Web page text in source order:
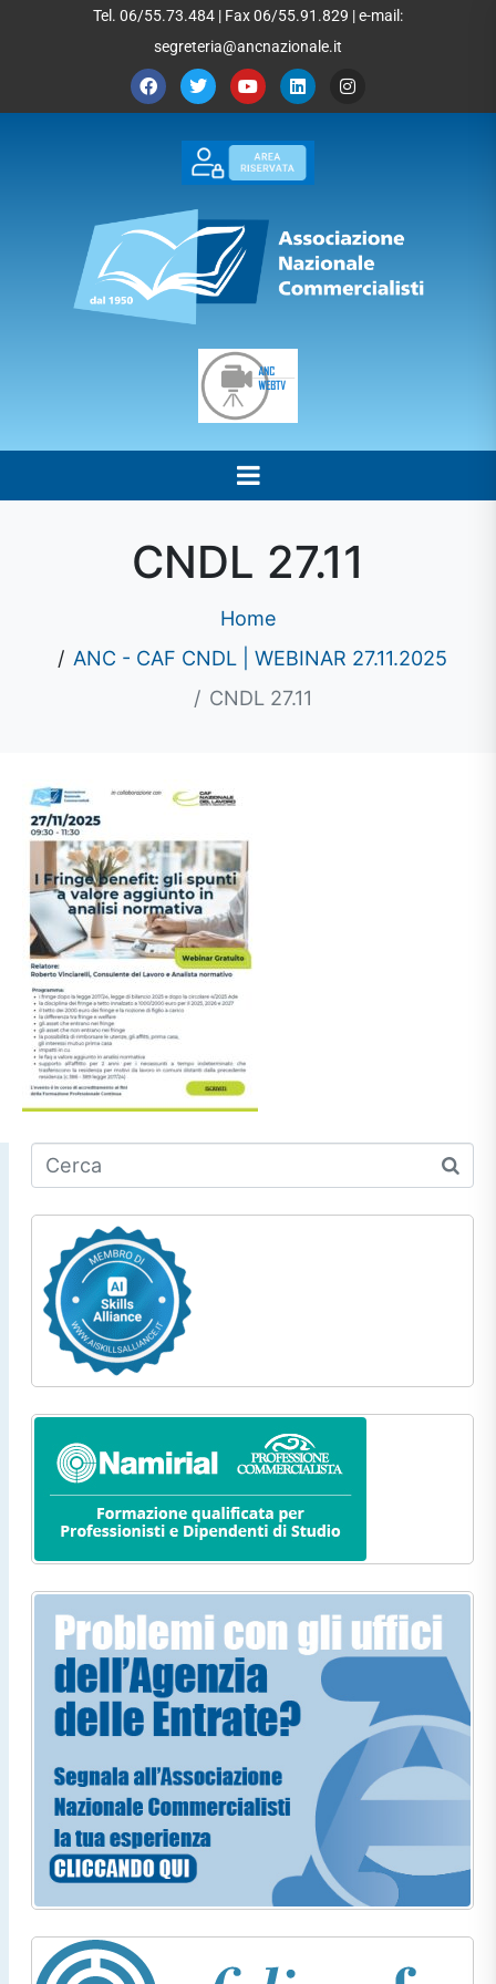
Tel. 06/55.73.484 | Fax 06/55.91.829 | e-mail:
segreteria@ancnazionale.it
CNDL 27.11
Home
ANC - CAF CNDL | WEBINAR 27.11.2025
CNDL 27.11